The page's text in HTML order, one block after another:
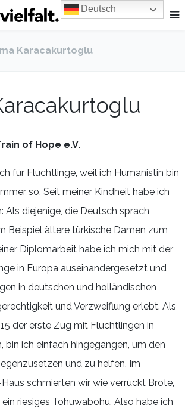
Karacakurtoglu
of Hope e.V.
für Flüchtlinge, weil ich Humanistin bin
so. Seit meiner Kindheit habe ich
Als diejenige, die Deutsch sprach,
Beispiel ältere türkische Damen zum
Diplomarbeit habe ich mich mit der
in Europa auseinandergesetzt und
in deutschen und holländischen
und Verzweiflung erlebt. Als
der erste Zug mit Flüchtlingen in
bin ich einfach hingegangen, um den
und zu helfen. Im
schmierten wir wie verrückt Brote,
riesiges Tohuwabohu. Also habe ich
Deutsch